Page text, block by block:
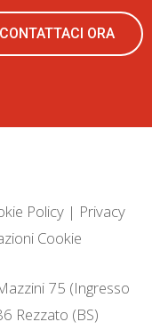
CONTATTACI ORA
Policy| Privacy
Cookie
75 (Ingresso
Rezzato (BS)